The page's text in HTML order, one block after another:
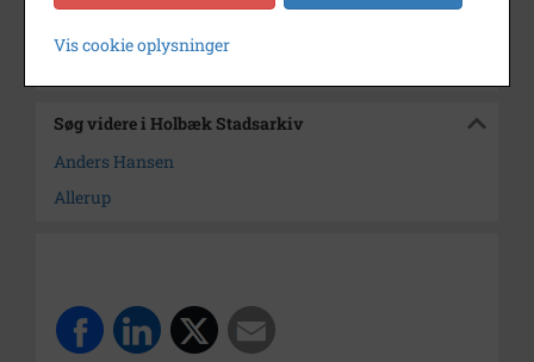
Kontakt arkivet
Søg videre i Holbæk Stadsarkiv
Anders Hansen
Allerup
Vis cookie oplysninger